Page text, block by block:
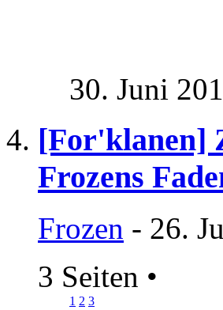
30. Juni
[For'klanen]
Frozens
Frozen - 26.
3 Seiten •
1 2 3